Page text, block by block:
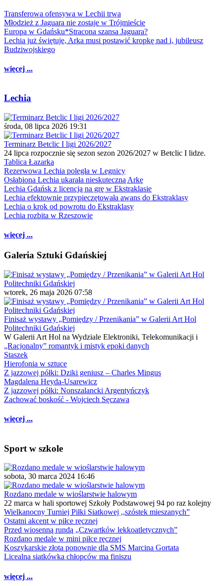
Transferowa ofensywa w Lechii trwa
Młodzież z Jaguara nie zostaje w Trójmieście
Europa w Gdańsku*Stracona szansa Jaguara?
Lechia już świętuje, Arka musi postawić kropkę nad i, jubileusz
Budziwojskiego
więcej ...
Lechia
środa, 08 lipca 2026 19:31
Terminarz Betclic I ligi 2026/2027
24 lipca rozpocznie się sezon sezon 2026/2027 w Betclic I lidze.
Tablica Łazarka
Rezerwowa Lechia poległa w Legnicy
Osłabiona Lechia ukarała nieskuteczną Arkę
Lechia Gdańsk z licencją na grę w Ekstraklasie
Lechia efektownie przypieczętowała awans do Ekstraklasy
Lechia o krok od powrotu do Ekstraklasy
Lechia rozbita w Rzeszowie
więcej ...
Galeria Sztuki Gdańskiej
wtorek, 26 maja 2026 07:58
Finisaż wystawy „Pomiędzy / Przenikania” w Galerii Art Hol
Politechniki Gdańskiej
W Galerii Art Hol na Wydziale Elektroniki, Telekomunikacji i
„Racjonalny” romantyk i mistyk epoki danych
Staszek
Hierofonia w sztuce
Z jazzowej półki: Dziki geniusz – Charles Mingus
Magdalena Heyda-Usarewicz
Z jazzowej półki: Nonszalancki Argentyńczyk
Zachować boskość - Wojciech Sęczawa
więcej ...
Sport w szkole
sobota, 30 marca 2024 16:46
Rozdano medale w wioślarstwie halowym
22 marca w hali sportowej Szkoły Podstawowej 94 po raz kolejny
Wielkanocny Turniej Piłki Siatkowej ,,szóstek mieszanych”
Ostatni akcent w piłce ręcznej
Przed wiosenną rundą „Czwartków lekkoatletycznych”
Rozdano medale w mini piłce ręcznej
Koszykarskie złota ponownie dla SMS Marcina Gortata
Licealna siatkówka chłopców ma finiszu
więcej ...